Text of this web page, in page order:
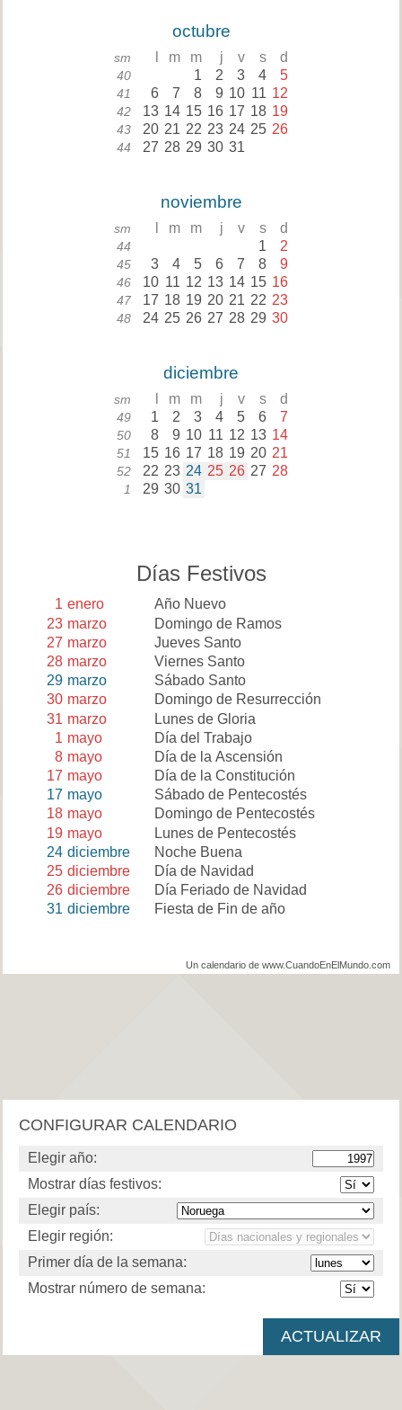
octubre
sm m m j v s d
40 1 2 3 4 5
41 6 7 8 9 10 11 12
42 13 14 15 16 17 18 19
43 20 21 22 23 24 25 26
44 27 28 29 30 31
noviembre
sm m m j v s d
44 1 2
45 3 4 5 6 7 8 9
46 10 11 12 13 14 15 16
47 17 18 19 20 21 22 23
48 24 25 26 27 28 29 30
diciembre
sm m m j v s d
49 1 2 3 4 5 6 7
50 8 9 10 11 12 13 14
51 15 16 17 18 19 20 21
52 22 23 24 25 26 27 28
1 29 30 31
Días Festivos
1 enero
Año Nuevo
23 marzo
Domingo de Ramos
27 marzo
Jueves Santo
28 marzo
Viernes Santo
29 marzo
Sábado Santo
30 marzo
Domingo de Resurrección
31 marzo
Lunes de Gloria
1 mayo
Día del Trabajo
8 mayo
Día de la Ascensión
17 mayo
Día de la Constitución
17 mayo
Sábado de Pentecostés
18 mayo
Domingo de Pentecostés
19 mayo
Lunes de Pentecostés
24 diciembre
Noche Buena
25 diciembre
Día de Navidad
26 diciembre
Día Feriado de Navidad
31 diciembre Fiesta de Fin de año
Un calendario de www.CuandoEnElMundo.com
CONFIGURAR CALENDARIO
Elegir año:
Mostrar días festivos:
Elegir país:
Elegir región:
Primer día de la semana:
Mostrar número de semana: